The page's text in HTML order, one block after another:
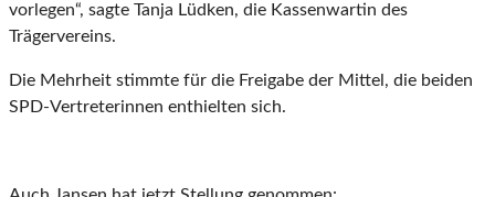
vorlegen“, sagte Tanja Lüdken, die Kassenwartin des
Trägervereins.
Die Mehrheit stimmte für die Freigabe der Mittel, die beiden
SPD-Vertreterinnen enthielten sich.